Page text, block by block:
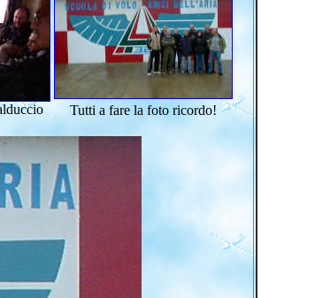
Tutti a fare la foto ricordo!